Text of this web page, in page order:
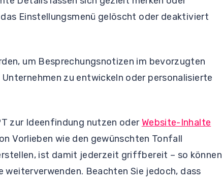
Einstellungsmenü gelöscht oder deaktiviert
um Besprechungsnotizen im bevorzugten
zu entwickeln oder personalisierte
zur Ideenfindung nutzen oderWebsite-Inhalte
Vorlieben wie den gewünschten Tonfall
ist damit jederzeit griffbereit – so können
weiterverwenden. Beachten Sie jedoch, dass